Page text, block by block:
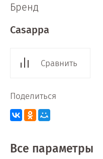
Бренд
Casappa
Сравнить
Поделиться
Все параметры